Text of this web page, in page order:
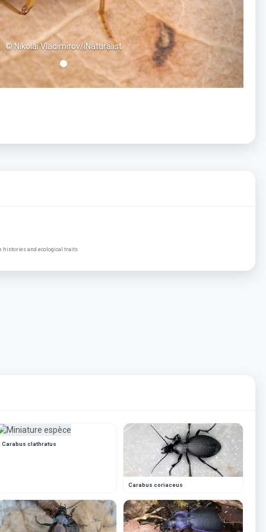
© Nikolai Vladimirov/iNaturalist
histories and ecological traits
Carabus clathratus
Carabus coriaceus